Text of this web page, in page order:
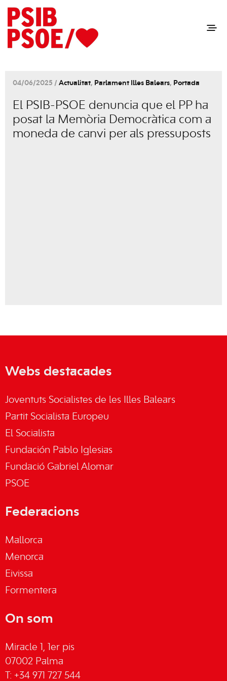
04/06/2025 / Actualitat, Parlament Illes Balears, Portada
El PSIB-PSOE denuncia que el PP ha
posat la Memòria Democràtica com a
moneda de canvi per als pressuposts
Webs destacades
Joventuts Socialistes de les Illes Balears
Partit Socialista Europeu
El Socialista
Fundación Pablo Iglesias
Fundació Gabriel Alomar
PSOE
Federacions
Mallorca
Menorca
Eivissa
Formentera
On som
Miracle 1, 1er pis
07002 Palma
T: +34 971 727 544